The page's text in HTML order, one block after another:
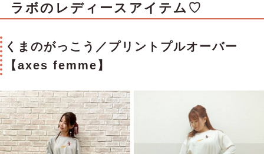
ラボのレディースアイテム♡
くまのがっこう／プリントプルオーバー
【axes femme】